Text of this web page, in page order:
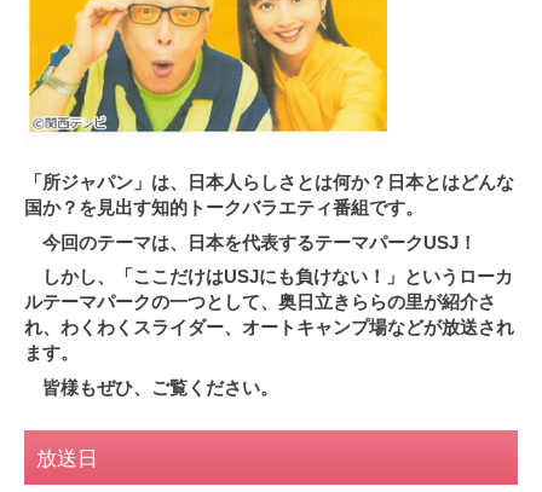
「所ジャパン」は、 日本人らしさ とは何か？日本とはどんな
国か？を見出す知的トークバラエティ番組です。
今回のテーマは、日本を代表するテーマパークUSJ！
しかし、「ここだけはUSJにも負けない！」というローカ
ルテーマパークの一つとして、奥日立きららの里が紹介さ
れ、わくわくスライダー、オートキャンプ場などが放送され
ます。
皆様もぜひ、ご覧ください。
放送日